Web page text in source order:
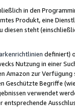
in den
Produkt, eine
diesen steht
definiert)
Nutzung in einer
Amazon zur
Geschützte Begriffe
verwendet